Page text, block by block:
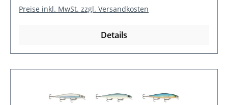
Preise inkl. MwSt. zzgl. Versandkosten
Details